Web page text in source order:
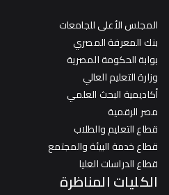
المجلس الأعلى للجامعات
بنك المعرفة المصري
بوابة الحكومة المصرية
وزارة التعليم العالي
أكاديمية البحث العلمي
مصر الرقمية
قطاع التعليم والطلاب
قطاع خدمة البيئة والمجتمع
قطاع الدراسات العليا
الكليات المناظرة